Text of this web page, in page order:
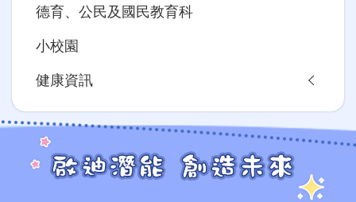
德育、公民及國民教育科
小校園
健康資訊